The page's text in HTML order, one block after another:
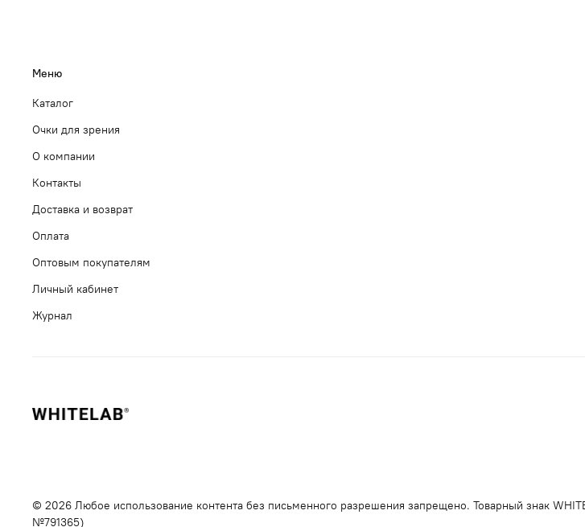
Меню
Каталог
Очки для зрения
О компании
Контакты
Доставка и возврат
Оплата
Оптовым покупателям
Личный кабинет
Журнал
© 2026 Любое использование контента без письменного разрешения запрещено. Товарный знак
№791365)